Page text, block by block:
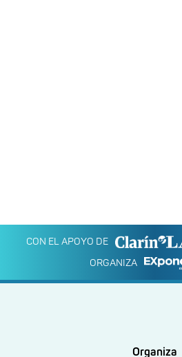
CON EL APOYO DE
ORGANIZA
Organiza